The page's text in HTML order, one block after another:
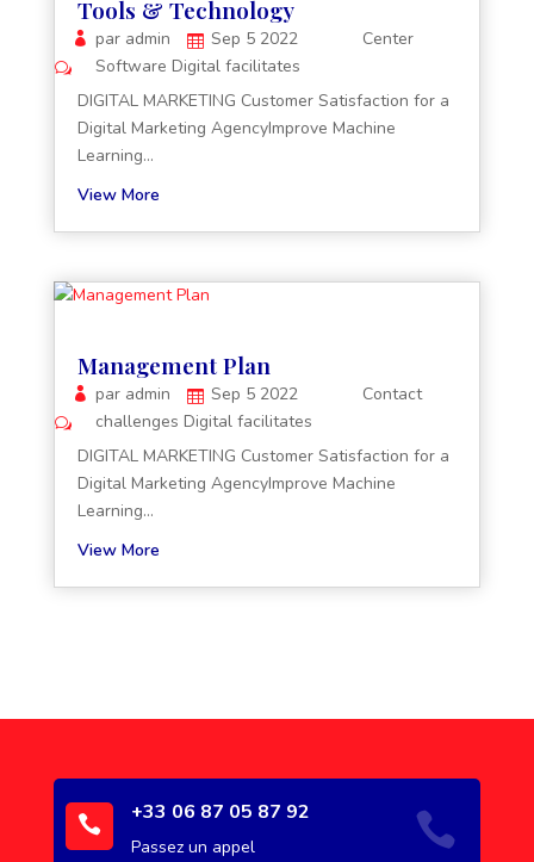
Tools & Technology
par admin Sep 5 2022
Center
Software Digital facilitates
DIGITAL MARKETING Customer Satisfaction for a
Digital Marketing AgencyImprove Machine
Learning...
View More
Management Plan
par admin Sep 5 2022
Contact
challenges Digital facilitates
DIGITAL MARKETING Customer Satisfaction for a
Digital Marketing AgencyImprove Machine
Learning...
View More
 +33 06 87 05 87 92
Passez un appel 